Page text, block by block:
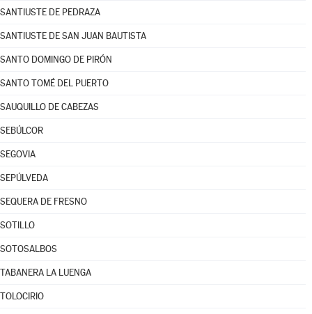
SANTIUSTE DE PEDRAZA
SANTIUSTE DE SAN JUAN BAUTISTA
SANTO DOMINGO DE PIRÓN
SANTO TOMÉ DEL PUERTO
SAUQUILLO DE CABEZAS
SEBÚLCOR
SEGOVIA
SEPÚLVEDA
SEQUERA DE FRESNO
SOTILLO
SOTOSALBOS
TABANERA LA LUENGA
TOLOCIRIO